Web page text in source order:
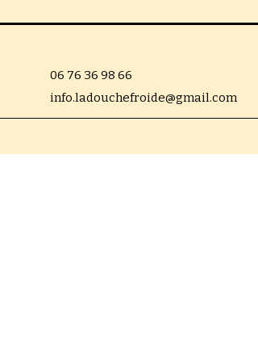
06 76 36 98 66
info.ladouchefroide@gmail.com